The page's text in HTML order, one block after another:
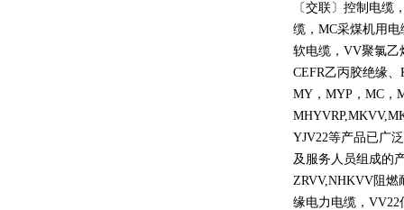
〔交联〕控制电缆
缆， MC采煤机用电
软电缆， VV聚氯乙
CEFR乙丙胶绝缘、
MY ， MYP ， MC ，
YJV22等产品已广
及服务人员组成的
ZRVV,NHKVV阻燃
缘电力电缆， VV22